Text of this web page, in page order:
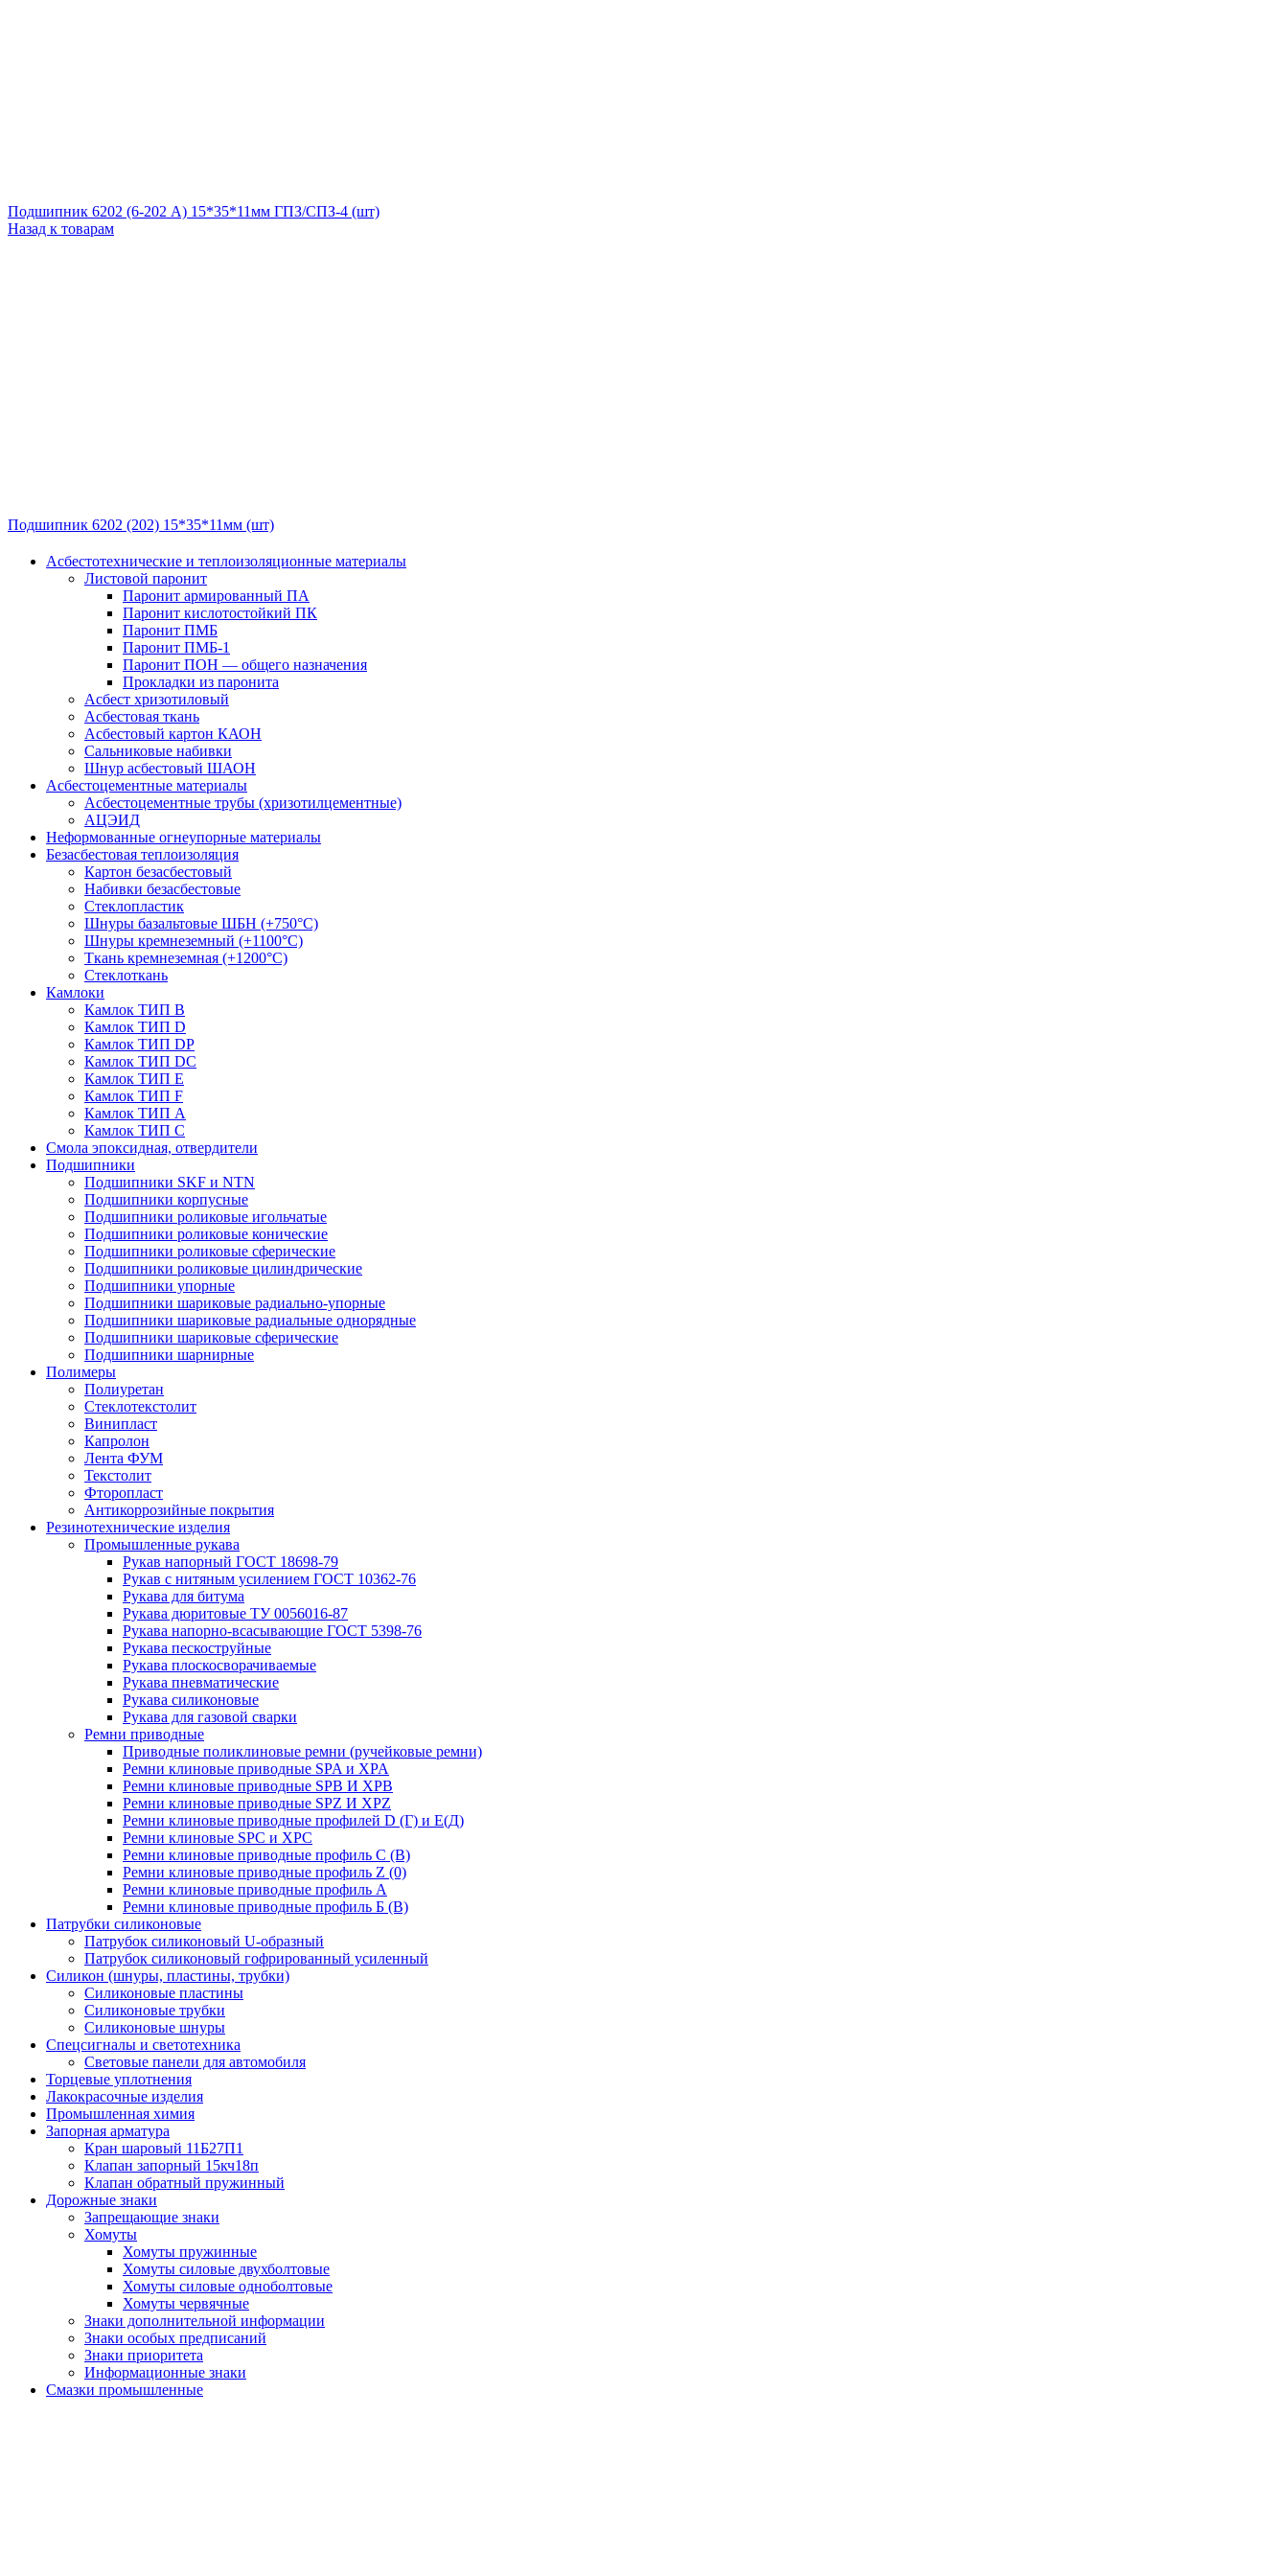
Подшипник 6202 (6-202 А) 15*35*11мм ГПЗ/СПЗ-4 (шт)
Назад к товарам
Подшипник 6202 (202) 15*35*11мм (шт)
Асбестотехнические и теплоизоляционные материалы
Листовой паронит
Паронит армированный ПА
Паронит кислотостойкий ПК
Паронит ПМБ
Паронит ПМБ-1
Паронит ПОН — общего назначения
Прокладки из паронита
Асбест хризотиловый
Асбестовая ткань
Асбестовый картон КАОН
Сальниковые набивки
Шнур асбестовый ШАОН
Асбестоцементные материалы
Асбестоцементные трубы (хризотилцементные)
АЦЭИД
Неформованные огнеупорные материалы
Безасбестовая теплоизоляция
Картон безасбестовый
Набивки безасбестовые
Стеклопластик
Шнуры базальтовые ШБН (+750°С)
Шнуры кремнеземный (+1100°С)
Ткань кремнеземная (+1200°С)
Стеклоткань
Камлоки
Камлок ТИП B
Камлок ТИП D
Камлок ТИП DP
Камлок ТИП DС
Камлок ТИП E
Камлок ТИП F
Камлок ТИП А
Камлок ТИП С
Смола эпоксидная, отвердители
Подшипники
Подшипники SKF и NTN
Подшипники корпусные
Подшипники роликовые игольчатые
Подшипники роликовые конические
Подшипники роликовые сферические
Подшипники роликовые цилиндрические
Подшипники упорные
Подшипники шариковые радиально-упорные
Подшипники шариковые радиальные однорядные
Подшипники шариковые сферические
Подшипники шарнирные
Полимеры
Полиуретан
Стеклотекстолит
Винипласт
Капролон
Лента ФУМ
Текстолит
Фторопласт
Антикоррозийные покрытия
Резинотехнические изделия
Промышленные рукава
Рукав напорный ГОСТ 18698-79
Рукав с нитяным усилением ГОСТ 10362-76
Рукава для битума
Рукава дюритовые ТУ 0056016-87
Рукава напорно-всасывающие ГОСТ 5398-76
Рукава пескоструйные
Рукава плоскосворачиваемые
Рукава пневматические
Рукава силиконовые
Рукава для газовой сварки
Ремни приводные
Приводные поликлиновые ремни (ручейковые ремни)
Ремни клиновые приводные SPA и XPA
Ремни клиновые приводные SPB И XPB
Ремни клиновые приводные SPZ И XPZ
Ремни клиновые приводные профилей D (Г) и Е(Д)
Ремни клиновые SPC и XPC
Ремни клиновые приводные профиль C (В)
Ремни клиновые приводные профиль Z (0)
Ремни клиновые приводные профиль А
Ремни клиновые приводные профиль Б (B)
Патрубки силиконовые
Патрубок силиконовый U-образный
Патрубок силиконовый гофрированный усиленный
Силикон (шнуры, пластины, трубки)
Силиконовые пластины
Силиконовые трубки
Силиконовые шнуры
Спецсигналы и светотехника
Световые панели для автомобиля
Торцевые уплотнения
Лакокрасочные изделия
Промышленная химия
Запорная арматура
Кран шаровый 11Б27П1
Клапан запорный 15кч18п
Клапан обратный пружинный
Дорожные знаки
Запрещающие знаки
Хомуты
Хомуты пружинные
Хомуты силовые двухболтовые
Хомуты силовые одноболтовые
Хомуты червячные
Знаки дополнительной информации
Знаки особых предписаний
Знаки приоритета
Информационные знаки
Смазки промышленные